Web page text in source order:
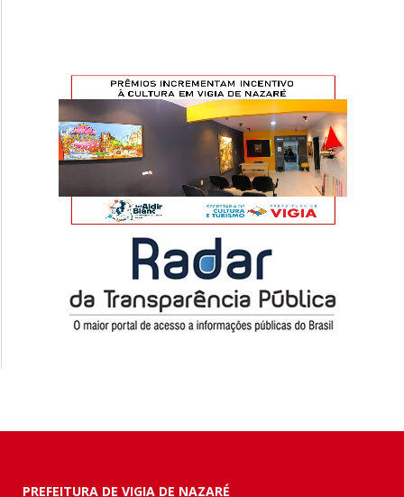
PREFEITURA DE VIGIA DE NAZARÉ